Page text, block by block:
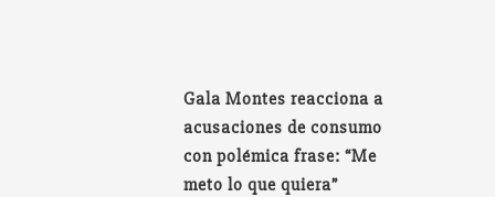
Gala Montes reacciona a
acusaciones de consumo
con polémica frase: “Me
meto lo que quiera”